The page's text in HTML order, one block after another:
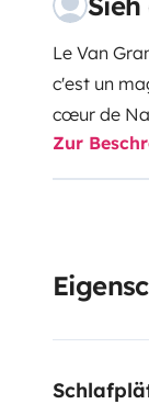
Le Van
c'est un
cœur de
de Vans
voyageurs
Zur